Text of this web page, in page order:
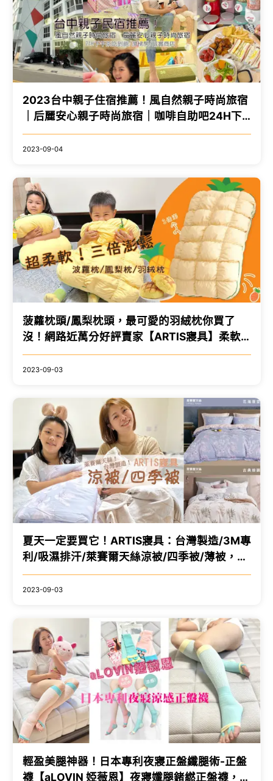
2023台中親子住宿推薦！風自然親子時尚旅宿
｜后麗安心親子時尚旅宿｜咖啡自助吧24H下
午茶點心吃到飽！誠實商店、溜滑梯遊戲房、
麗寶Outlet住宿推薦、台中住宿推薦
2023-09-04
菠蘿枕頭/鳳梨枕頭，最可愛的羽絨枕你買了
沒！網路近萬分好評賣家【ARTIS寢具】柔軟
造型枕/羽絨枕芯/雲朵枕
2023-09-03
夏天一定要買它！ARTIS寢具：台灣製造/3M專
利/吸濕排汗/萊賽爾天絲涼被/四季被/薄被，涼
爽親膚透氣，夏季寢具推薦
2023-09-03
輕盈美腿神器！日本專利夜寢正盤纖腿術-正盤
襪【aLOVIN 婭薇恩】夜寢孅腿鍺繎正盤襪，補